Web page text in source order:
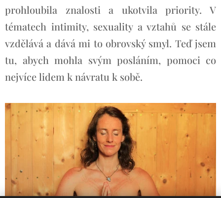
prohloubila znalosti a ukotvila priority. V
tématech intimity, sexuality a vztahů se stále
vzdělává a dává mi to obrovský smyl. Teď jsem
tu, abych mohla svým posláním, pomoci co
nejvíce lidem k návratu k sobě.